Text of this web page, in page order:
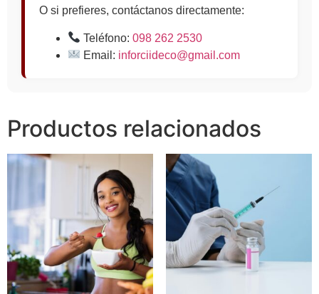
O si prefieres, contáctanos directamente:
Teléfono:098 262 2530
Email: inforciideco@gmail.com
Productos relacionados